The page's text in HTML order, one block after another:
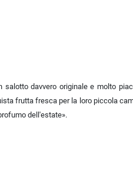
davvero originale e molto
frutta fresca per la loro piccola
dell'estate».